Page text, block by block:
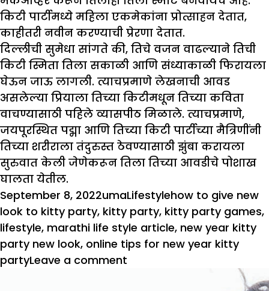
किटी पार्टीमध्ये महिला एकमेकांना प्रोत्साहन देतात,
काहीतरी नवीन करण्याची प्रेरणा देतात.
दिल्लीची सुमेधा सांगते की, तिचे वजन वाढल्याने तिची
किटी स्मिता तिला सकाळी आणि संध्याकाळी फिरायला
घेऊन जाऊ लागली. त्याचप्रमाणे लेखनाची आवड
असलेल्या प्रियाला तिच्या किटीमधून तिच्या कविता
वाचण्यासाठी पहिले व्यासपीठ मिळाले. त्याचप्रमाणे,
जयपूरस्थित पद्मा आणि तिच्या किटी पार्टीच्या मैत्रिणींनी
तिच्या शरीराला तंदुरुस्त ठेवण्यासाठी झुंबा करायला
सुरुवात केली जेणेकरून तिला तिच्या आवडीचे पोशाख
घालता येतील.
Posted
on
September 8, 2022Author
umaCategories
LifestyleTags
how to give new
look to kitty party, kitty party, kitty party games,
lifestyle, marathi life style article, new year kitty
party new look, online tips for new year kitty
partyLeave a comment